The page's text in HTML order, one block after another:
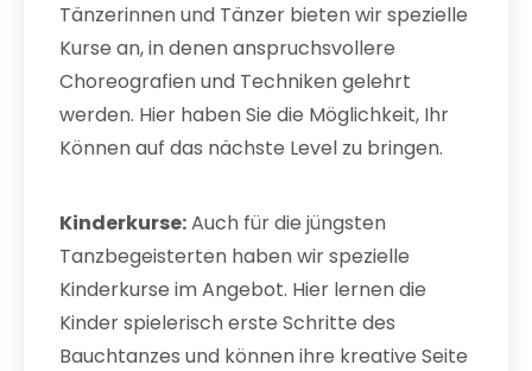
Tänzerinnen und Tänzer bieten wir spezielle
Kurse an, in denen anspruchsvollere
Choreografien und Techniken gelehrt
werden. Hier haben Sie die Möglichkeit, Ihr
Können auf das nächste Level zu bringen.
Kinderkurse:Auch für die jüngsten
Tanzbegeisterten haben wir spezielle
Kinderkurse im Angebot. Hier lernen die
Kinder spielerisch erste Schritte des
Bauchtanzes und können ihre kreative Seite